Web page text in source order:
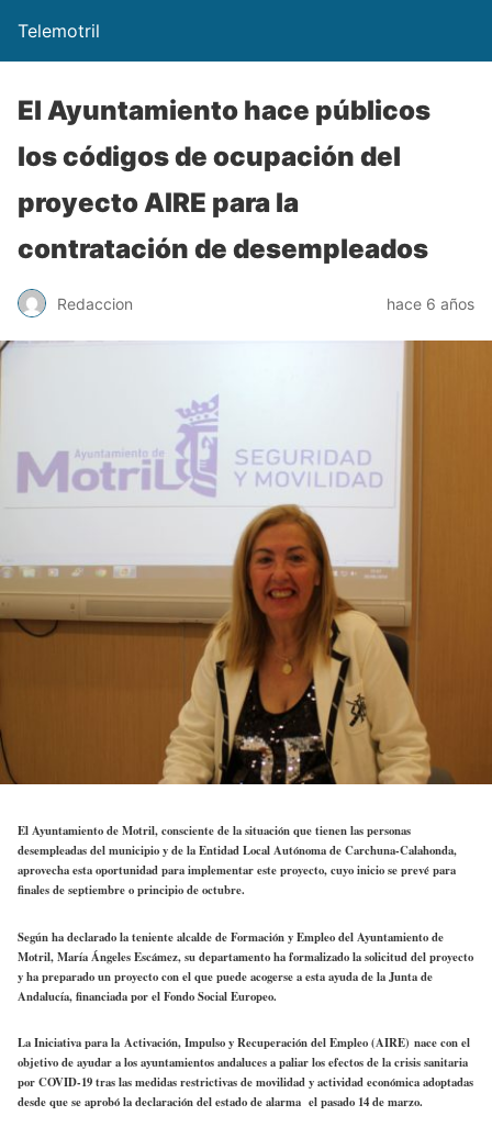
Telemotril
El Ayuntamiento hace públicos
los códigos de ocupación del
proyecto AIRE para la
contratación de desempleados
Redaccion hace 6 años
El Ayuntamiento de Motril, consciente de la situación que tienen las personas
desempleadas del municipio y de la Entidad Local Autónoma de Carchuna-Calahonda,
aprovecha esta oportunidad para implementar este proyecto, cuyo inicio se prevé para
finales de septiembre o principio de octubre.
Según ha declarado la teniente alcalde de Formación y Empleo del Ayuntamiento de
Motril, María Ángeles Escámez, su departamento ha formalizado la solicitud del proyecto
y ha preparado un proyecto con el que puede acogerse a esta ayuda de la Junta de
Andalucía, financiada por el Fondo Social Europeo.
La Iniciativa para la Activación, Impulso y Recuperación del Empleo (AIRE) nace con el
objetivo de ayudar a los ayuntamientos andaluces a paliar los efectos de la crisis sanitaria
por COVID-19 tras las medidas restrictivas de movilidad y actividad económica adoptadas
desde que se aprobó la declaración del estado de alarma el pasado 14 de marzo.